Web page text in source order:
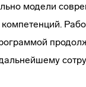
модели